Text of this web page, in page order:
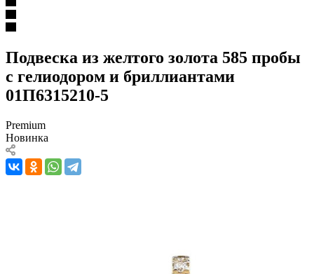
Подвеска из желтого золота 585 пробы
с гелиодором и бриллиантами
01П6315210-5
Premium
Новинка